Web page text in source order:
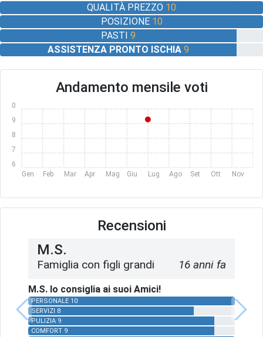
QUALITÀ PREZZO 10
POSIZIONE 10
PASTI9
ASSISTENZA PRONTO ISCHIA 9
Andamento mensile voti
Gen Feb Mar Apr Mag Giu Lug Ago Set Ott Nov
6
7
8
9
10
Recensioni
M.S.
Famiglia con figli grandi 16 anni fa
M.S. lo consiglia ai suoi Amici!
PERSONALE 10
SERVIZI 8
PULIZIA 9
COMFORT 9